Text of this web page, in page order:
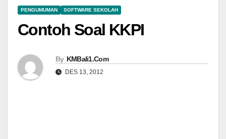
PENGUMUMAN SOFTWARE SEKOLAH
Contoh Soal KKPI
By KMBali1.Com
DES 13, 2012